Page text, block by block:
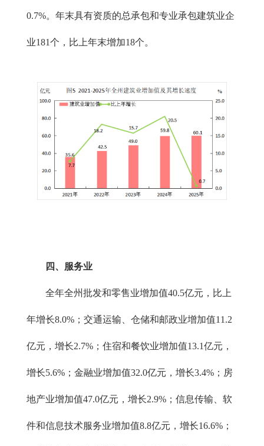
0.7%。年末具有资质的总承包和专业承包建筑业企
业181个，比上年末增加18个。
四、服务业
全年全州批发和零售业增加值40.5亿元，比上
年增长8.0%；交通运输、仓储和邮政业增加值11.2
亿元，增长2.7%；住宿和餐饮业增加值13.1亿元，
增长5.6%；金融业增加值32.0亿元，增长3.4%；房
地产业增加值47.0亿元，增长2.9%；信息传输、软
件和信息技术服务业增加值8.8亿元，增长16.6%；